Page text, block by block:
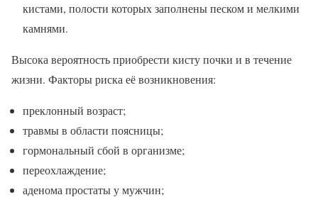
кистами, полости которых заполнены песком и мелкими
камнями.
Высока вероятность приобрести кисту почки и в течение
жизни. Факторы риска её возникновения:
преклонный возраст;
травмы в области поясницы;
гормональный сбой в организме;
переохлаждение;
аденома простаты у мужчин;